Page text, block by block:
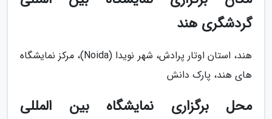
گردشگری هند
هند، استان اوتار پرادش، شهر نویدا (Noida)، مرکز نمایشگاه
های هند، پارک دانش
محل برگزاری نمایشگاه بین المللی